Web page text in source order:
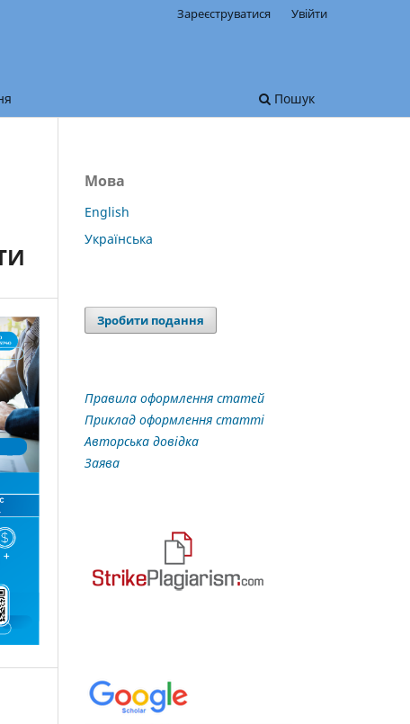
Пошук
Зареєструватися Увійти
Мова
English
Українська
Зробити подання
Правила оформлення статей
Приклад оформлення статті
Авторська довідка
Заява